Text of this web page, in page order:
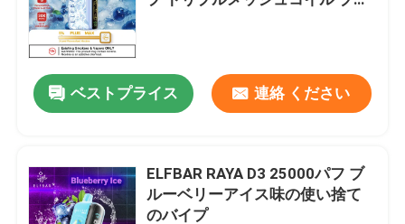
MOTI 蒸気
GEEKBAR バイアス
Uwell Vape
ベストプライス 連絡 ください
ELFBAR RAYA D3 25000パフ ブ
ルーベリーアイス味の使い捨て
のバイプ